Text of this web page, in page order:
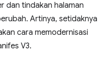
dan tindakan halaman
Artinya, setidaknya
cara memodernisasi
V3.